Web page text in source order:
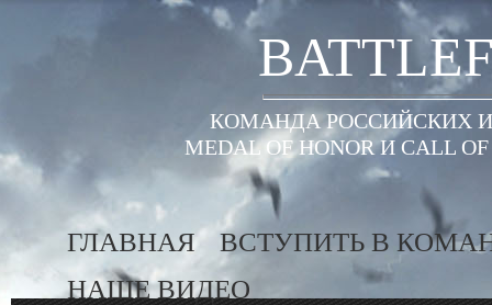
КОМАНДА РОССИЙСКИХ
MEDAL OF HONOR И
ГЛАВНАЯ
ВСТУПИТЬ В
НАШЕ ВИДЕО